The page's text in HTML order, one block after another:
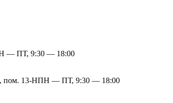
— ПТ, 9:30 — 18:00
пом. 13-НПН — ПТ, 9:30 — 18:00